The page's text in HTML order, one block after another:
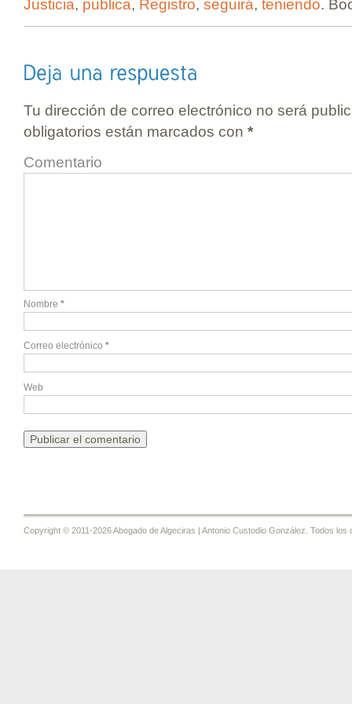
Justicia, publica, Registro, seguirá, teniendo.
Tu dirección de correo electrónico no será
obligatorios están marcados con *
Comentario
Nombre *
Correo electrónico *
Web
Copyright © 2011-2026 Abogado de Algeciras | Antonio Custodio González. Todos